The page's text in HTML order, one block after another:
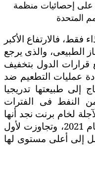
على إحصائيات منظمة
المتحدة
فقط، فالارتفاع الأكبر
الطبيعى، والذى يرجع
قرارات الدول بتخفيف
عمليات التطعيم ضد
إلى طبيعتها تدريجيا
النفط فى الفترات
لخام برنت نجد أنها
زادت لأكثر من 60% منذ بداية عام 2021، وتجاوزت لأول
لتصل إلى أعلى مستوى لها